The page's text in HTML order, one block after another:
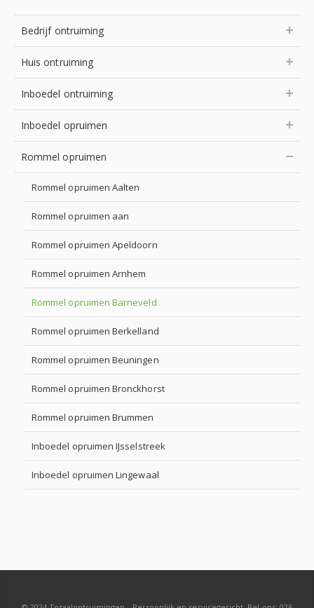
Bedrijf ontruiming
Huis ontruiming
Inboedel ontruiming
Inboedel opruimen
Rommel opruimen
Rommel opruimen Aalten
Rommel opruimen aan
Rommel opruimen Apeldoorn
Rommel opruimen Arnhem
Rommel opruimen Barneveld
Rommel opruimen Berkelland
Rommel opruimen Beuningen
Rommel opruimen Bronckhorst
Rommel opruimen Brummen
Inboedel opruimen IJsselstreek
Inboedel opruimen Lingewaal